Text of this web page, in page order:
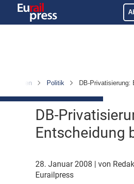
Politik DB-Privatisierung:
DB-
Entscheidung
28. Januar 2008
| von
Eurailpress